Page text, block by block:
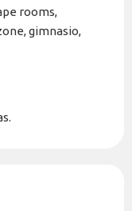
rooms,
gimnasio,